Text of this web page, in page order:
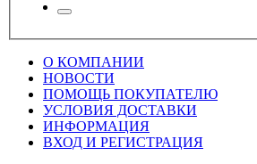
О КОМПАНИИ
НОВОСТИ
ПОМОЩЬ ПОКУПАТЕЛЮ
УСЛОВИЯ ДОСТАВКИ
ИНФОРМАЦИЯ
ВХОД И РЕГИСТРАЦИЯ